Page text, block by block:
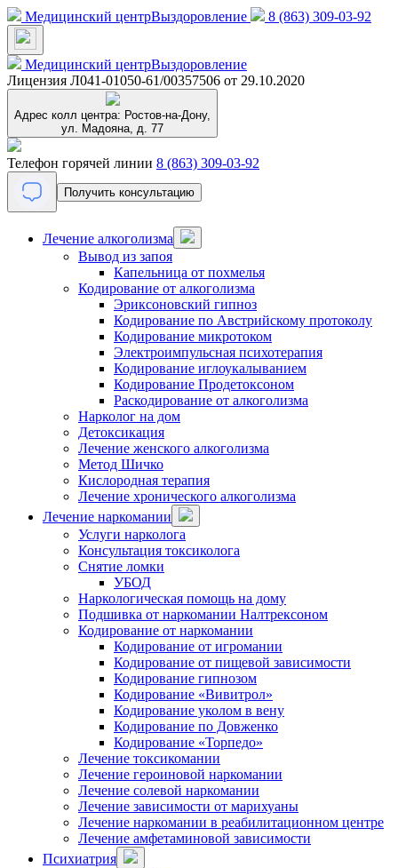
Медицинский центрВыздоровление 8 (863) 309-03-92
Медицинский центрВыздоровление
Лицензия Л041-01050-61/00357506 от 29.10.2020
Адрес колл центра: Ростов-на-Дону,
ул. Мадояна, д. 77
Телефон горячей линии 8 (863) 309-03-92
Получить консультацию
Лечение алкоголизма
Вывод из запоя
Капельница от похмелья
Кодирование от алкоголизма
Эриксоновский гипноз
Кодирование по Австрийскому протоколу
Кодирование микротоком
Электроимпульсная психотерапия
Кодирование иглоукалыванием
Кодирование Продетоксоном
Раскодирование от алкоголизма
Нарколог на дом
Детоксикация
Лечение женского алкоголизма
Метод Шичко
Кислородная терапия
Лечение хронического алкоголизма
Лечение наркомании
Услуги нарколога
Консультация токсиколога
Снятие ломки
УБОД
Наркологическая помощь на дому
Подшивка от наркомании Налтрексоном
Кодирование от наркомании
Кодирование от игромании
Кодирование от пищевой зависимости
Кодирование гипнозом
Кодирование «Вивитрол»
Кодирование уколом в вену
Кодирование по Довженко
Кодирование «Торпедо»
Лечение токсикомании
Лечение героиновой наркомании
Лечение солевой наркомании
Лечение зависимости от марихуаны
Лечение наркомании в реабилитационном центре
Лечение амфетаминовой зависимости
Психиатрия